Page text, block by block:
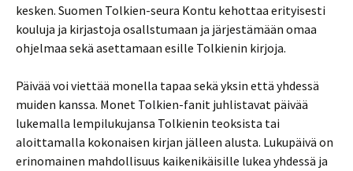
kesken. Suomen Tolkien-seura Kontu kehottaa erityisesti
kouluja ja kirjastoja osallstumaan ja järjestämään omaa
ohjelmaa sekä asettamaan esille Tolkienin kirjoja.
Päivää voi viettää monella tapaa sekä yksin että yhdessä
muiden kanssa. Monet Tolkien-fanit juhlistavat päivää
lukemalla lempilukujansa Tolkienin teoksista tai
aloittamalla kokonaisen kirjan jälleen alusta. Lukupäivä on
erinomainen mahdollisuus kaikenikäisille lukea yhdessä ja